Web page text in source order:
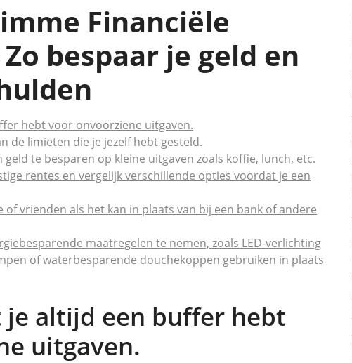
Financiële
bespaar je geld en
hebt voor onvoorziene uitgaven.
de limieten die je jezelf hebt gesteld.
te besparen op kleine uitgaven zoals koffie, lunch, etc.
rentes en vergelijk verschillende opties voordat je een
vrienden als het kan in plaats van bij een bank of andere
maatregelen te nemen, zoals LED-verlichting
of waterbesparende douchekoppen gebruiken in plaats
je altijd een buffer hebt
uitgaven.